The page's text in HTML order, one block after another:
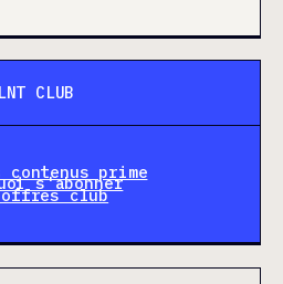
LNT CLUB
contenus prime
s'abonner
offres club